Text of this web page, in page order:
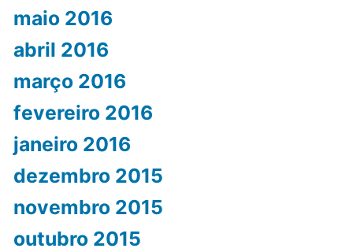
maio 2016
abril 2016
março 2016
fevereiro 2016
janeiro 2016
dezembro 2015
novembro 2015
outubro 2015